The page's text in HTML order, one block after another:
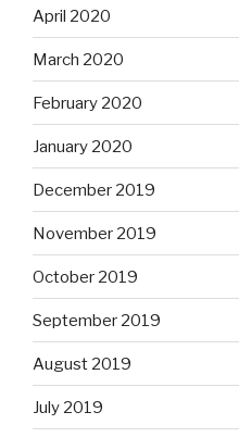
April 2020
March 2020
February 2020
January 2020
December 2019
November 2019
October 2019
September 2019
August 2019
July 2019